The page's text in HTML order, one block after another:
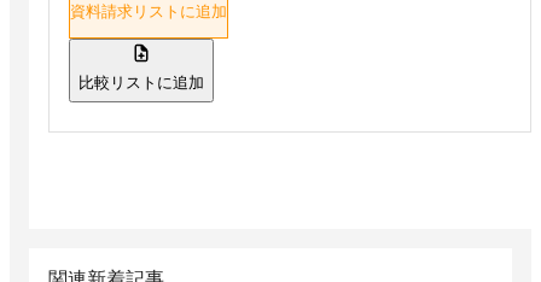
資料請求リストに追加
比較リストに追加